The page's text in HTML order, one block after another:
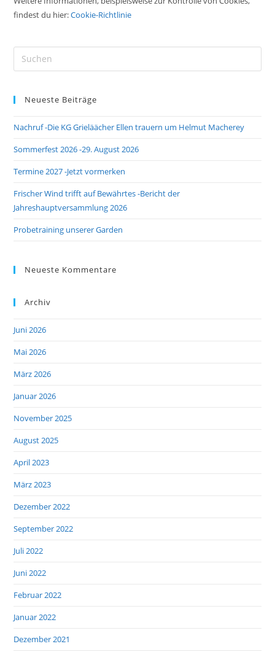
findest du hier:Cookie-Richtlinie
Neueste Beiträge
Nachruf -Die KG Grieläächer Ellen trauern um Helmut Macherey
Sommerfest 2026 -29. August 2026
Termine 2027 -Jetzt vormerken
Frischer Wind trifft auf Bewährtes -Bericht der
Jahreshauptversammlung 2026
Probetraining unserer Garden
Neueste Kommentare
Archiv
Juni 2026
Mai 2026
März 2026
Januar 2026
November 2025
August 2025
April 2023
März 2023
Dezember 2022
September 2022
Juli 2022
Juni 2022
Februar 2022
Januar 2022
Dezember 2021